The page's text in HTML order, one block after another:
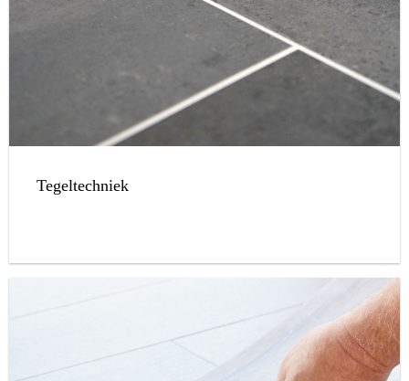
Tegeltechniek